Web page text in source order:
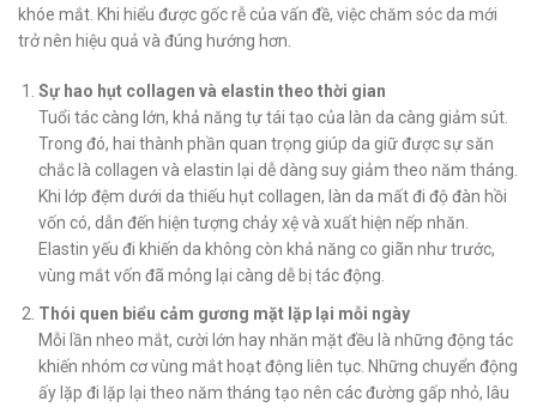
khóe mắt. Khi hiểu được gốc rễ của vấn đề, việc chăm sóc da mới
trở nên hiệu quả và đúng hướng hơn.
Sự hao hụt collagen và elastin theo thời gian
Tuổi tác càng lớn, khả năng tự tái tạo của làn da càng giảm sút.
Trong đó, hai thành phần quan trọng giúp da giữ được sự săn
chắc là collagen và elastin lại dễ dàng suy giảm theo năm tháng.
Khi lớp đệm dưới da thiếu hụt collagen, làn da mất đi độ đàn hồi
vốn có, dẫn đến hiện tượng chảy xệ và xuất hiện nếp nhăn.
Elastin yếu đi khiến da không còn khả năng co giãn như trước,
vùng mắt vốn đã mỏng lại càng dễ bị tác động.
Thói quen biểu cảm gương mặt lặp lại mỗi ngày
Mỗi lần nheo mắt, cười lớn hay nhăn mặt đều là những động tác
khiến nhóm cơ vùng mắt hoạt động liên tục. Những chuyển động
ấy lặp đi lặp lại theo năm tháng tạo nên các đường gấp nhỏ, lâu